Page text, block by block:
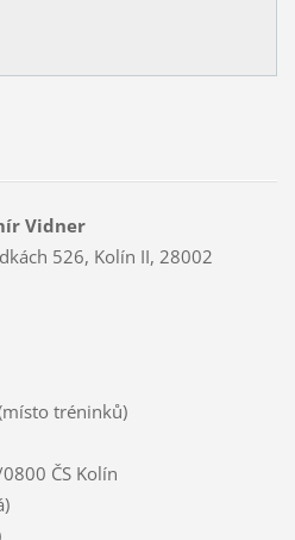
Vidner
526, Kolín II, 28002
tréninků)
ČS Kolín